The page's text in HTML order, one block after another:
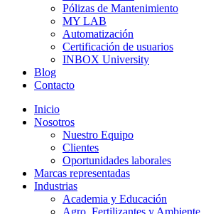
Pólizas de Mantenimiento
MY LAB
Automatización
Certificación de usuarios
INBOX University
Blog
Contacto
Inicio
Nosotros
Nuestro Equipo
Clientes
Oportunidades laborales
Marcas representadas
Industrias
Academia y Educación